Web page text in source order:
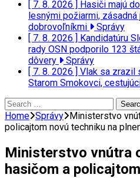
[ 7. 8. 2026 ] Hasiči majú
lesnými požiarmi, zásadná
dobrovoľníkmi
Správy
[ 7. 8. 2026 ] Kandidatúru
rady OSN podporilo 123
dôvery
Správy
[ 7. 8. 2026 ] Vlak sa zrazil
Starom Smokovci,
Search
for:
Home Správy Ministerstvo
policajtom novú techniku na
Ministerstvo vnútra
hasičom a